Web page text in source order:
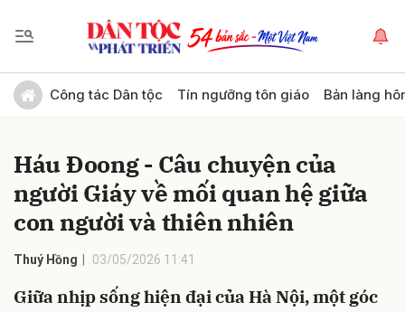
Công tác Dân tộc Tín ngưỡng tôn giáo Bản làng
Háu Đoong - Câu chuyện của
người Giáy về mối quan hệ giữa
con người và thiên nhiên
Thuý Hồng 03/05/2026 11:41
Giữa nhịp sống hiện đại của Hà Nội, một góc
Gửi bình luận